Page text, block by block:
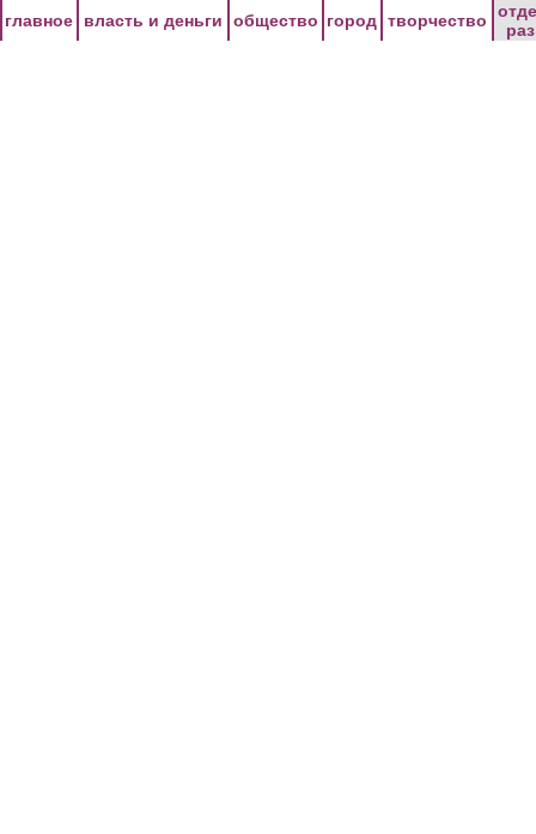
главное власть и деньги общество город творчество